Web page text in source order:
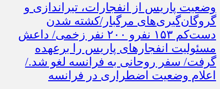
وضعیت پاریس از انفجار‌ات، تیراندازی و
گروگان‌گیری‌های مرگبار/کشته شدن
دست‌کم ۱۵۳ نفرو ۲۰۰ نفر زخمی/ داعش
مسئولیت انفجارهای پاریس را برعهده
گرفت/ سفر روحانی به فرانسه لغو شد./
اعلام وضعیت اضطراری در فرانسه